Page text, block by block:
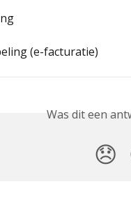
(e-facturatie)
Was dit een
😞